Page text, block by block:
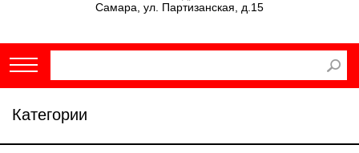
Самара, ул. Партизанская, д.15
Категории